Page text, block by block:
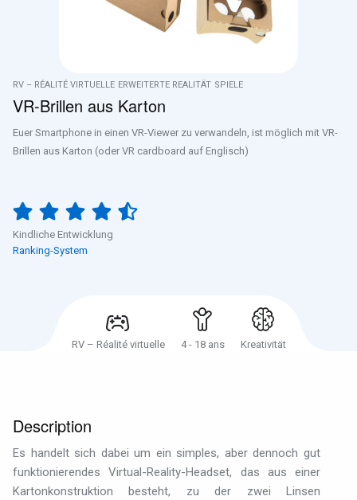
RV – RÉALITÉ VIRTUELLE ERWEITERTE REALITÄT SPIELE
VR-Brillen aus Karton
Euer Smartphone in einen VR-Viewer zu verwandeln, ist möglich mit VR-
Brillen aus Karton (oder VR cardboard auf Englisch)
Kindliche Entwicklung
Ranking-System
RV – Réalité virtuelle 4 - 18 ans Kreativität
Description
Es handelt sich dabei um ein simples, aber dennoch gut
funktionierendes Virtual-Reality-Headset, das aus einer
Kartonkonstruktion besteht, zu der zwei Linsen